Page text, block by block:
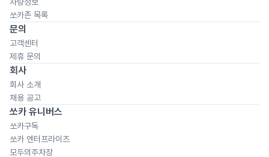
쏘카존 목록
문의
고객센터
제휴 문의
회사
회사 소개
채용 공고
쏘카 유니버스
쏘카구독
쏘카 엔터프라이즈
모두의주차장